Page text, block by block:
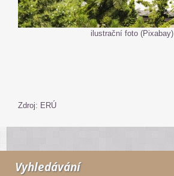
ilustrační foto (Pixabay)
Zdroj: ERÚ
Vyhledávání